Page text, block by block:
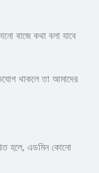
বাজে কথা বলা যাবে
থাকলে তা আমাদের
হলে, এডমিন কোনো